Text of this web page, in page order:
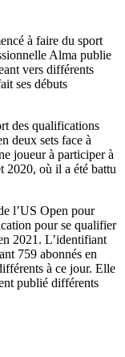
à faire du sport
Alma publie
vers différents
ses débuts
des qualifications
deux sets face à
joueur à participer à
où il a été battu
l’US Open pour
pour se qualifier
2021. L’identifiant
759 abonnés en
à ce jour. Elle
publié différents